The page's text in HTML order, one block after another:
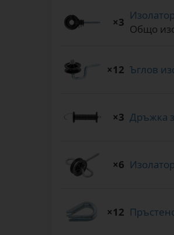
×3
Общо
×12 Ъглов
×3 Дръжка
×6
×12